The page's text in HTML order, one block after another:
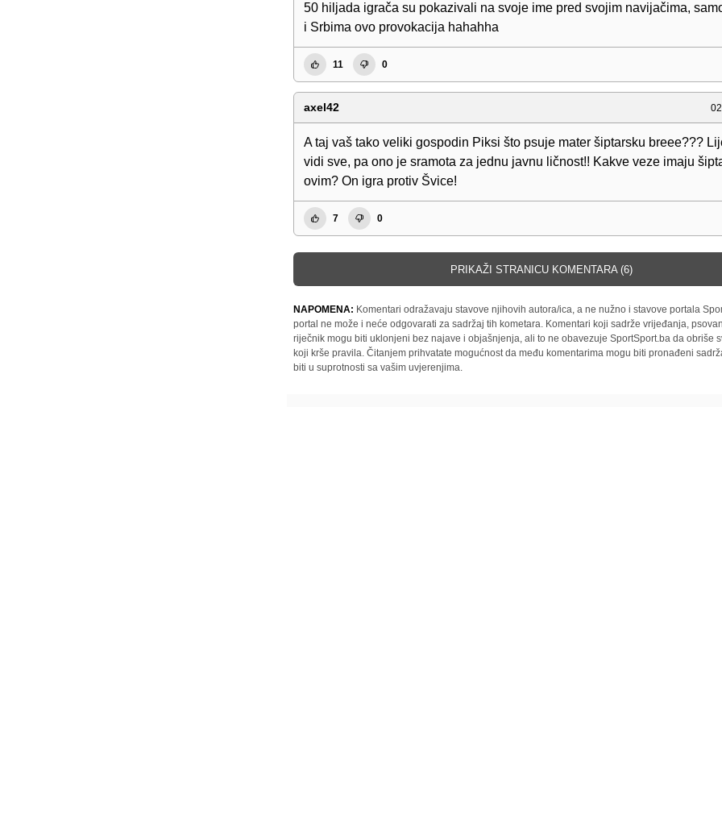
50 hiljada igrača su pokazivali na svoje ime pred svojim navijačima,
i Srbima ovo provokacija hahahha
11 0
axel42
A taj vaš tako veliki gospodin Piksi što psuje mater šiptarsku breee???
vidi sve, pa ono je sramota za jednu javnu ličnost!! Kakve veze imaju
ovim? On igra protiv Švice!
7 0
PRIKAŽI STRANICU KOMENTARA (6)
NAPOMENA: Komentari odražavaju stavove njihovih autora/ica, a ne nužno i stavove portala
portal ne može i neće odgovarati za sadržaj tih kometara. Komentari koji sadrže vrijeđanja,
riječnik mogu biti uklonjeni bez najave i objašnjenja, ali to ne obavezuje SportSport.ba da obriše
koji krše pravila. Čitanjem prihvatate mogućnost da među komentarima mogu biti pronađeni
biti u suprotnosti sa vašim uvjerenjima.